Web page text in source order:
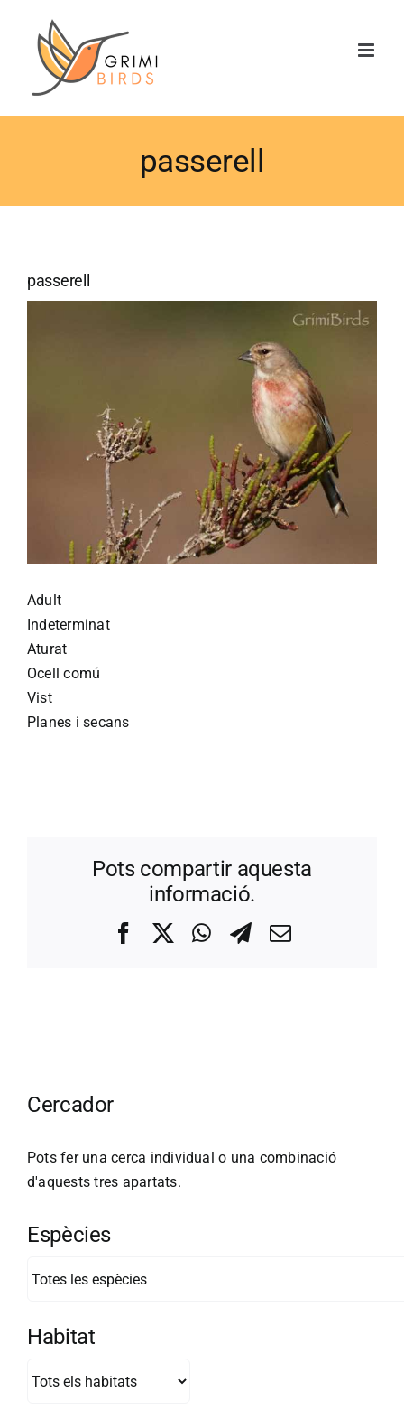
contenido
passerell
passerell
Adult
Indeterminat
Aturat
Ocell comú
Vist
Planes i secans
Pots compartir aquesta
informació.
FacebookWhatsApp
Telegram
Correo
Cercador
Pots fer una cerca individual o una combinació
d'aquests tres apartats.
Espècies
Habitat